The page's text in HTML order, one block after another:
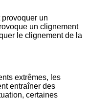
un
un clignement
le clignement de la
extrêmes, les
entraîner des
certaines